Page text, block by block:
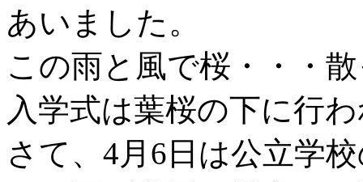
あいました。
この雨と風で桜・・・
入学式は葉桜の下に行
さて、4月6日は公立学